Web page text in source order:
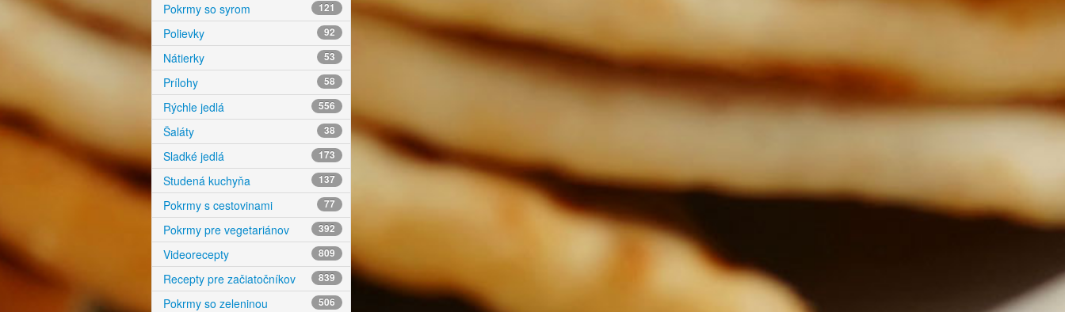
Pokrmy so syrom 121
Polievky 92
Nátierky 53
Prílohy 58
Rýchle jedlá 556
Šaláty 38
Sladké jedlá 173
Studená kuchyňa 137
Pokrmy s cestovinami 77
Pokrmy pre vegetariánov 392
Videorecepty 809
Recepty pre začiatočníkov 839
Pokrmy so zeleninou 506